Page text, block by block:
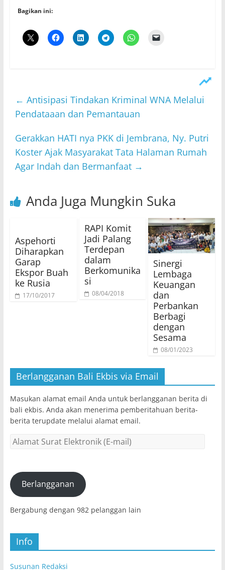
Bagikan ini:
← Antisipasi Tindakan Kriminal WNA Melalui
Pendataaan dan Pemantauan
Gerakkan HATI nya PKK di Jembrana, Ny. Putri
Koster Ajak Masyarakat Tata Halaman Rumah
Agar Indah dan Bermanfaat →
Anda Juga Mungkin Suka
Aspehorti
Diharapkan
Garap
Ekspor Buah
ke Rusia
17/10/2017
RAPI Komit
Jadi Palang
Terdepan
dalam
Berkomunika
si
08/04/2018
Sinergi
Lembaga
Keuangan
dan
Perbankan
Berbagi
dengan
Sesama
08/01/2023
Berlangganan Bali Ekbis via Email
Masukan alamat email Anda untuk berlangganan berita di
bali ekbis. Anda akan menerima pemberitahuan berita-
berita terupdate melalui alamat email.
Alamat
(E-
mail)Berlangganan
Bergabung dengan 982 pelanggan lain
Info
Susunan Redaksi